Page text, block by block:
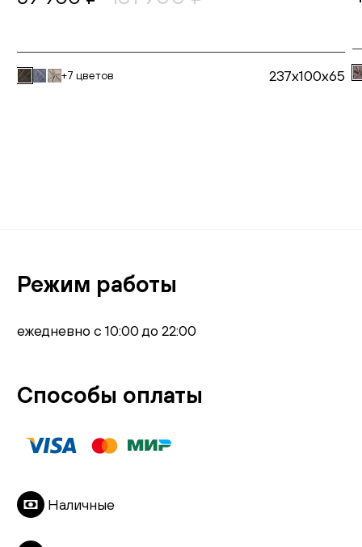
+7 цветов
237x100x65
Режим работы
ежедневно с 10:00 до 22:00
Способы оплаты
Наличные